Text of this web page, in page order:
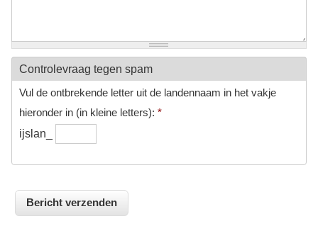
Controlevraag tegen spam
Vul de ontbrekende letter uit de landennaam in het vakje
hieronder in (in kleine letters): *
ijslan_